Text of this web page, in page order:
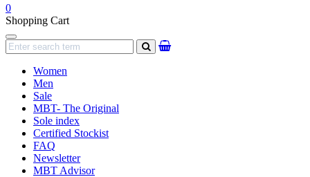
0
Shopping Cart
Navigation
search
Women
Men
Sale
MBT- The Original
Sole index
Certified Stockist
FAQ
Newsletter
MBT Advisor